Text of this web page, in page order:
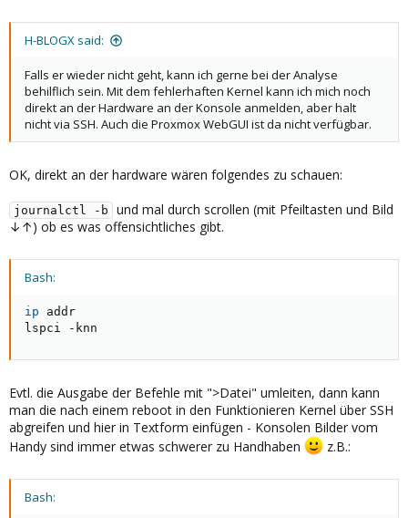
H-BLOGX said:
Falls er wieder nicht geht, kann ich gerne bei der Analyse
behilflich sein. Mit dem fehlerhaften Kernel kann ich mich noch
direkt an der Hardware an der Konsole anmelden, aber halt
nicht via SSH. Auch die Proxmox WebGUI ist da nicht verfügbar.
OK, direkt an der hardware wären folgendes zu schauen:
journalctl -b
und mal durch scrollen (mit Pfeiltasten und Bild
↓↑) ob es was offensichtliches gibt.
Bash:
ip addr
lspci -knn
Evtl. die Ausgabe der Befehle mit ">Datei" umleiten, dann kann
man die nach einem reboot in den Funktionieren Kernel über SSH
abgreifen und hier in Textform einfügen - Konsolen Bilder vom
Handy sind immer etwas schwerer zu Handhaben
z.B.:
Bash: